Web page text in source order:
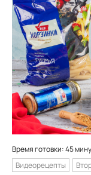
Время готовки: 45
Видеорецепты